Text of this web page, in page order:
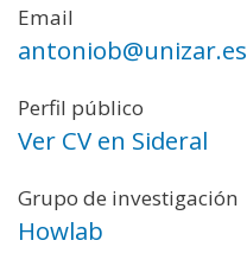
Email
antoniob@unizar.es
Perfil público
Ver CV en Sideral
Grupo de investigación
Howlab